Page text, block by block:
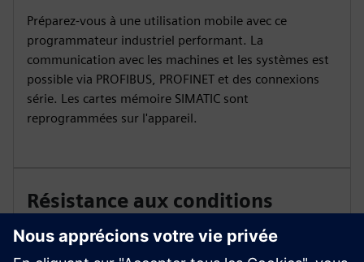
Préparez-vous à une utilisation mobile avec ce
programmateur industriel performant. La
communication avec les machines et les systèmes est
possible via PROFIBUS, PROFINET et des connexions
série. Les cartes mémoire SIMATIC sont
reprogrammées sur l'appareil.
Résistance aux conditions
extrêmes